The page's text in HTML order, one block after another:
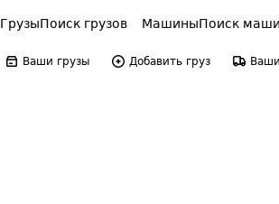
ГрузыПоиск грузов МашиныПоиск
Ваши грузы Добавить груз